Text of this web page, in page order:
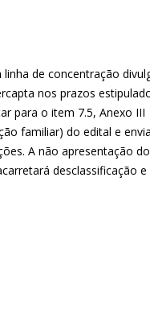
de concentração
nos prazos
para o item 7.5, Anexo
familiar) do edital e
A não apresentação
desclassificação